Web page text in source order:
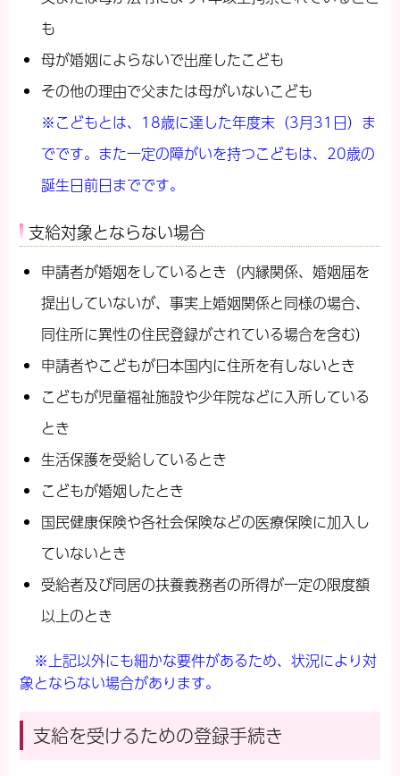
も
母が婚姻によらないで出産したこども
その他の理由で父または母がいないこども
※こどもとは、18歳に達した年度末（3月31日）ま
でです。 また一定の障がいを持つこどもは、20歳の
誕生日前日までです。
支給対象とならない場合
申請者が婚姻をしているとき（内縁関係、婚姻届を
提出していないが、事実上婚姻関係と同様の場合、
同住所に異性の住民登録がされている場合を含む）
申請者やこどもが日本国内に住所を有しないとき
こどもが児童福祉施設や少年院などに入所している
とき
生活保護を受給しているとき
こどもが婚姻したとき
国民健康保険や各社会保険などの医療保険に加入し
ていないとき
受給者及び同居の扶養義務者の所得が一定の限度額
以上のとき
※上記以外にも細かな要件があるため、状況により対
象とならない場合があります。
支給を受けるための登録手続き